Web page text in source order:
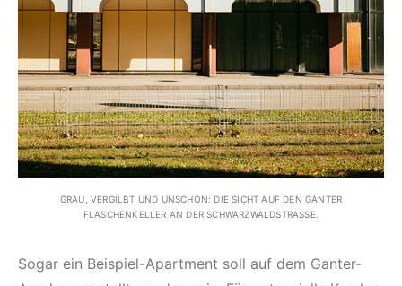
GRAU, VERGILBT UND UNSCHÖN: DIE SICHT AUF DEN GANTER
FLASCHENKELLER AN DER SCHWARZWALDSTRASSE.
Sogar ein Beispiel-Apartment soll auf dem Ganter-